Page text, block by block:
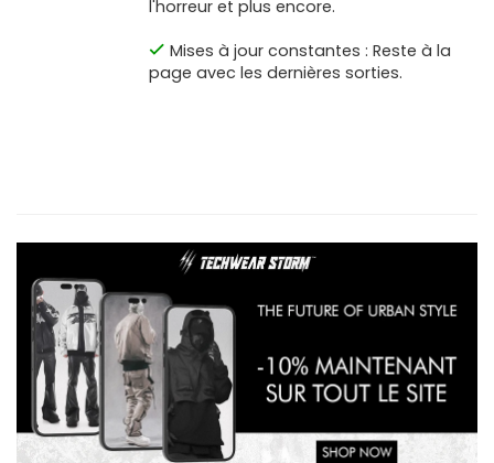
l'horreur et plus encore.
Mises à jour constantes : Reste à la
page avec les dernières sorties.